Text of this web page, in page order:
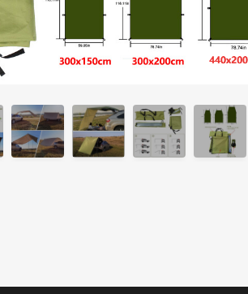
Сетка для
хранения
Сумка для
кемпинга